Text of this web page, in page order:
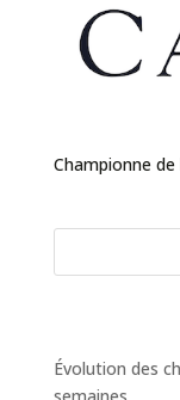
Championne
Évolution des